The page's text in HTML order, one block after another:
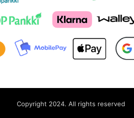
Copyright 2024. All rights reserved